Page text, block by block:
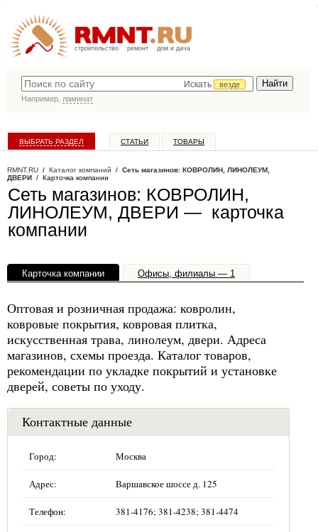
строительство ремонт дом и дача
Искать
везде
Например, ламинат
ВЫБРАТЬ РАЗДЕЛ СТАТЬИ ТОВАРЫ
RMNT.RU / Каталог компаний / Сеть магазинов: КОВРОЛИН, ЛИНОЛЕУМ,
ДВЕРИ / Карточка компании
Сеть магазинов: КОВРОЛИН,
ЛИНОЛЕУМ, ДВЕРИ — карточка
компании
Карточка компании Офисы, филиалы — 1
Оптовая и розничная продажа: ковролин,
ковровые покрытия, ковровая плитка,
искусственная трава, линолеум, двери. Адреса
магазинов, схемы проезда. Каталог товаров,
рекомендации по укладке покрытий и установке
дверей, советы по уходу.
Контактные данные
Город: Москва
Адрес: Варшавское шоссе д. 125
Телефон: 381-4176; 381-4238; 381-4474